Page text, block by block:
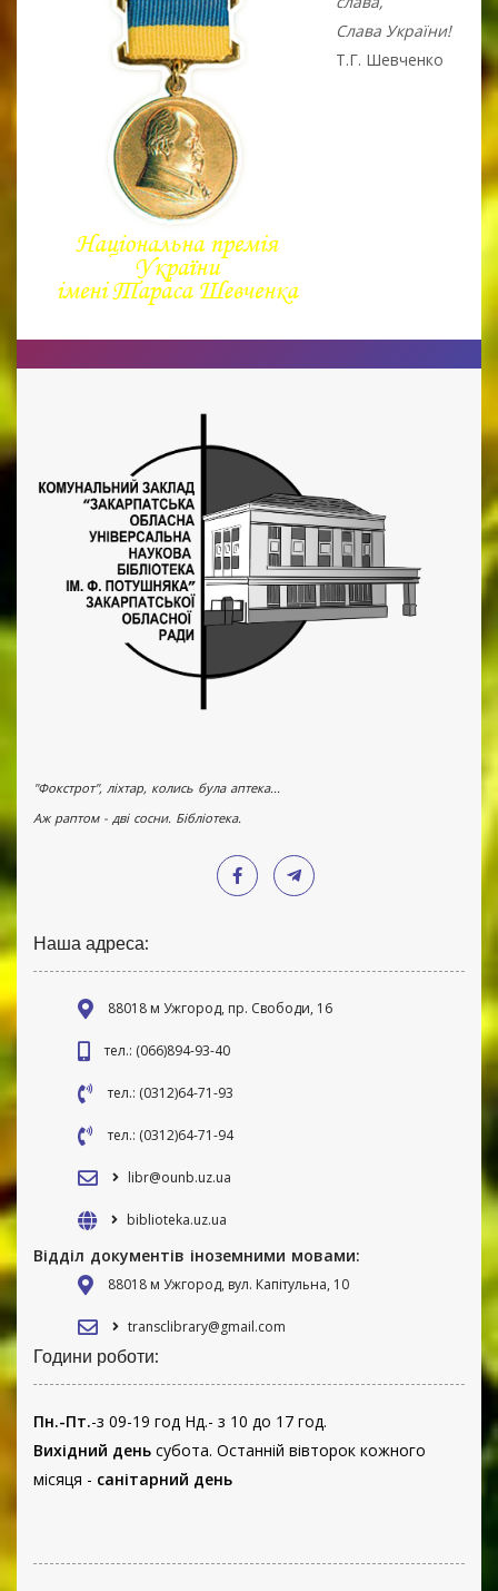
Слава України!
Т.Г. Шевченко
"Фокстрот", ліхтар, колись була аптека...
Аж раптом - дві сосни. Бібліотека.
Наша адреса:
88018 м Ужгород, пр. Свободи, 16
тел.: (066)894-93-40
тел.: (0312)64-71-93
тел.: (0312)64-71-94
libr@ounb.uz.ua
biblioteka.uz.ua
Відділ документів іноземними мовами:
88018 м Ужгород, вул. Капітульна, 10
transclibrary@gmail.com
Години роботи:
Пн.-Пт.-з 09-19 год Нд.- з 10 до 17 год.
Вихідний день субота. Останній вівторок кожного
місяця - санітарний день